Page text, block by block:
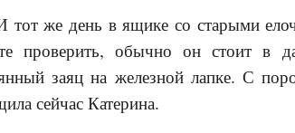
тот же день в ящике со старыми
проверить, обычно он стоит в
заяц на железной лапке. С
сейчас Катерина.